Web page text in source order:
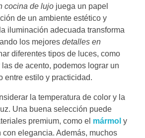
cocina de lujo juega un papel
de un ambiente estético y
iluminación adecuada transforma
los mejores detalles en
diferentes tipos de luces, como
las de acento, podemos lograr un
entre estilo y practicidad.
la temperatura de color y la
Una buena selección puede
premium, como el mármol y
con elegancia. Además, muchos